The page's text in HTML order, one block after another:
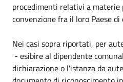
procedimenti relativi a materie
convenzione fra il loro Paese
Nei casi sopra riportati, per
- esibire al dipendente
dichiarazione o l'istanza da